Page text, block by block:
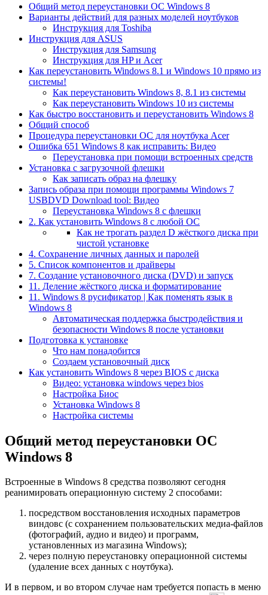
Общий метод переустановки ОС Windows 8
Варианты действий для разных моделей ноутбуков
Инструкция для Toshiba
Инструкция для ASUS
Инструкция для Samsung
Инструкция для HP и Acer
Как переустановить Windows 8.1 и Windows 10 прямо из
системы!
Как переустановить Windows 8, 8.1 из системы
Как переустановить Windows 10 из системы
Как быстро восстановить и переустановить Windows 8
Общий способ
Процедура переустановки ОС для ноутбука Acer
Ошибка 651 Windows 8 как исправить: Видео
Переустановка при помощи встроенных средств
Установка c загрузочной флешки
Как записать образ на флешку
Запись образа при помощи программы Windows 7
USBDVD Download tool: Видео
Переустановка Windows 8 с флешки
2. Как установить Windows 8 с любой ОС
Как не трогать раздел D жёсткого диска при
чистой установке
4. Сохранение личных данных и паролей
5. Список компонентов и драйверы
7. Создание установочного диска (DVD) и запуск
11. Деление жёсткого диска и форматирование
11. Windows 8 русификатор | Как поменять язык в
Windows 8
Автоматическая поддержка быстродействия и
безопасности Windows 8 после установки
Подготовка к установке
Что нам понадобится
Создаем установочный диск
Как установить Windows 8 через BIOS с диска
Видео: установка windows через bios
Настройка Биос
Установка Windows 8
Настройка системы
Общий метод переустановки ОС
Windows 8
Встроенные в Windows 8 средства позволяют сегодня
реанимировать операционную систему 2 способами:
посредством восстановления исходных параметров
виндовс (с сохранением пользовательских медиа-файлов
(фотографий, аудио и видео) и программ,
установленных из магазина Windows);
через полную переустановку операционной системы
(удаление всех данных с ноутбука).
И в первом, и во втором случае нам требуется попасть в меню